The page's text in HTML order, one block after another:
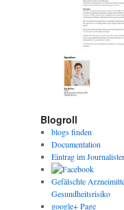
Blogroll
blogs finden
Documentation
Eintrag im
Gefälschte
Gesundheitsrisiko
google+ Page